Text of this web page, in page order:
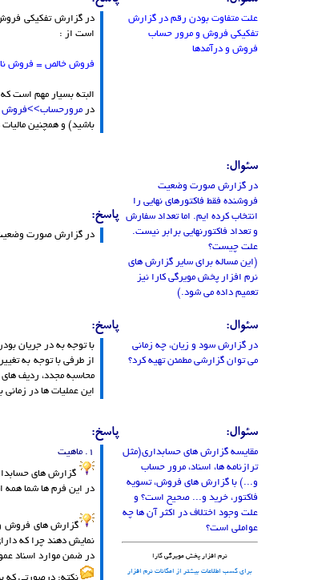
علت متفاوت بودن رقم در گزارش
تفکیکی فروش و مرور حساب
فروش و درآمدها
در گزارش تفکیکی
است از :
فروش خالص = فروش
البته بسیار مهم است
در مرورحساب>>فروش
باشید) و همچنین
سئوال:
در گزارش صورت وضعیت
فروشنده فقط فاکتورهای نهایی را
انتخاب کرده ایم. اما تعداد سفارش
و تعداد فاکتورنهایی برابر نیست.
علت چیست؟
(این مساله برای سایر گزارش های
نرم افزار پخش مویرگی کارا نیز
تعمیم داده می شود.)
پاسخ:
در گزارش صورت وضعیت
سئوال:
در گزارش سود و زیان، چه زمانی
می توان گزارشی مطمئن تهیه کرد؟
پاسخ:
با توجه به در جریان
از طرفی با توجه به
محاسبه مجدد، ردیف های
این عملیات ها در زمانی
سئوال:
مقایسه گزارش های حسابداری(مثل
ترازنامه ها، اسناد، مرور حساب
و...) با گزارش های فروش، تسویه
فاکتور، خرید و... صحیح است؟ و
علت وجود اختلاف در اکثر آن ها چه
عواملی است؟
نرم افزار پخش مویرگی کارا
برای کسب اطلاعات بیشتر از امکانات نرم افزار
پاسخ:
1. ماهیت
گزارش های
در این فرم ها شما همه
گزارش های فروش
نمایش دهند چرا که
در ضمن موارد اسناد